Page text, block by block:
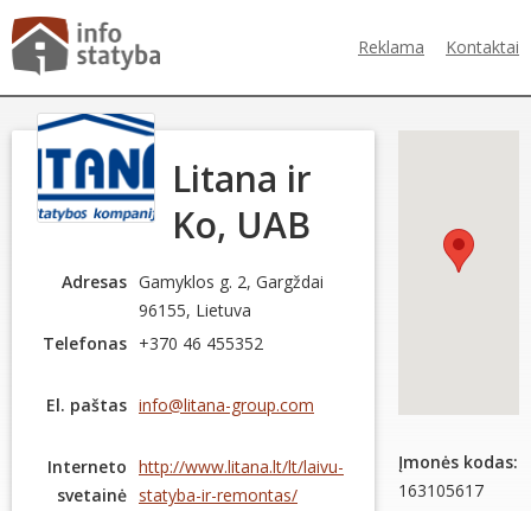
Reklama Kontaktai
Litana ir
Ko, UAB
Adresas Gamyklos g. 2, Gargždai
96155, Lietuva
Telefonas +370 46 455352
El. paštas info@litana-group.com
Interneto
svetainė
http://www.litana.lt/lt/laivu-
statyba-ir-remontas/
Įmonės kodas:
163105617